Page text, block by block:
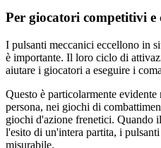
Per giocatori competitivi e
I pulsanti meccanici eccellono in
è importante. Il loro ciclo di
aiutare i giocatori a eseguire i
Questo è particolarmente
persona, nei giochi di
giochi d'azione frenetici. Quando
l'esito di un'intera partita, i
misurabile.